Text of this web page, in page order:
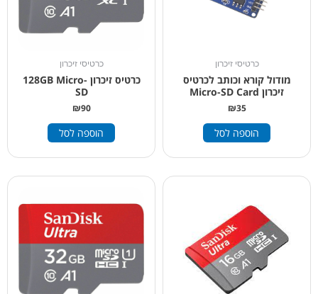
כרטיסי זיכרון
מודול קורא וכותב לכרטיס
זיכרון Micro-SD Card
₪35
הוספה לסל
כרטיסי זיכרון
כרטיס זיכרון 128GB Micro-
SD
₪90
הוספה לסל